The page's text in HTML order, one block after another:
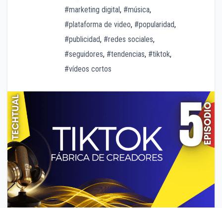
#marketing digital, #música,
#plataforma de video, #popularidad,
#publicidad, #redes sociales,
#seguidores, #tendencias, #tiktok,
#vídeos cortos